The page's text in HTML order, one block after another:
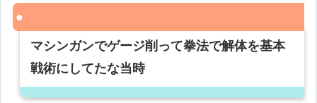
マシンガンでゲージ削って拳法で解体を基本
戦術にしてたな当時